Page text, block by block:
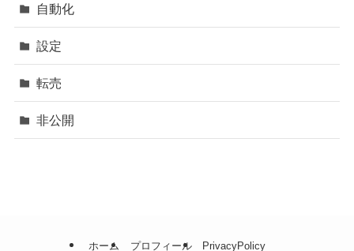
自動化
設定
転売
非公開
ホーム プロフィール PrivacyPolicy